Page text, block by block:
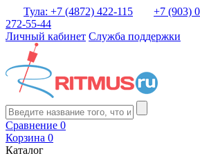
Тула: +7 (4872) 422-115 +7 (903)
272-55-44
Личный кабинет Служба поддержки
Сравнение 0
Корзина 0
Каталог